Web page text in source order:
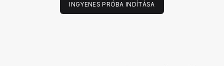
INGYENES PRÓBA INDÍTÁSA